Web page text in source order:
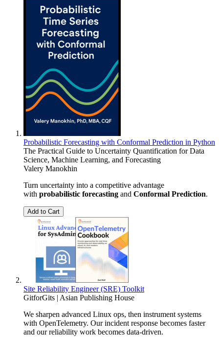
Probabilistic Forecasting with Conformal Prediction in Python
The Practical Guide to Uncertainty Quantification for Data
Science, Machine Learning, and Forecasting
Valery Manokhin
Turn uncertainty into a competitive advantage
with probabilistic forecasting and Conformal Prediction.
Add to Cart
Site Reliability Engineer (SRE) Toolkit
GitforGits | Asian Publishing House
We sharpen advanced Linux ops, then instrument systems
with OpenTelemetry. Our incident response becomes faster
and our reliability work becomes data-driven.